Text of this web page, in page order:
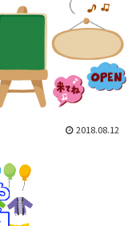
2018.08.12